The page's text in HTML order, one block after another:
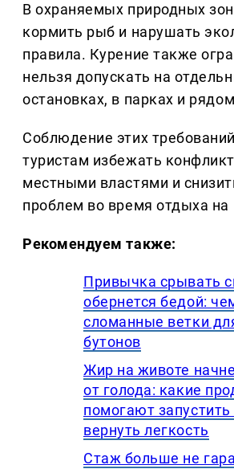
В охраняемых природных
кормить рыб и нарушать
правила. Курение также
нельзя допускать на
остановках, в парках и
Соблюдение этих
туристам избежать
местными властями и
проблем во время отдыха на
Рекомендуем также:
Привычка срывать
обернется бедой:
сломанные ветки
бутонов
Жир на животе
от голода: какие
помогают
вернуть легкость
Стаж больше не